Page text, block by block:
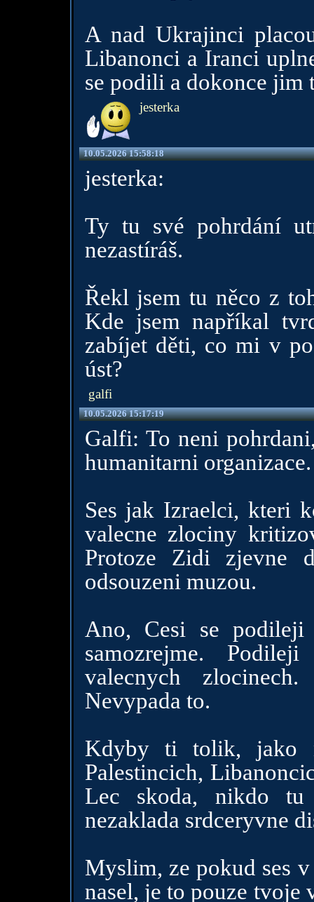
A nad Ukrajinci
Libanonci a Iranci
se podili a dokonce jim
jesterka
10.05.2026 15:58:18
jesterka:
Ty tu své pohrdání
nezastíráš.
Řekl jsem tu něco z
Kde jsem napříkal
zabíjet děti, co mi v
úst?
galfi
10.05.2026 15:17:19
Galfi: To neni
humanitarni organizace.
Ses jak Izraelci, kteri
valecne zlociny
Protoze Zidi zjevne
odsouzeni muzou.
Ano, Cesi se
samozrejme.
valecnych
Nevypada to.
Kdyby ti tolik, jako
Palestincich,
Lec skoda, nikdo
nezaklada srdceryvne
Myslim, ze pokud ses
nasel, je to pouze tvoje